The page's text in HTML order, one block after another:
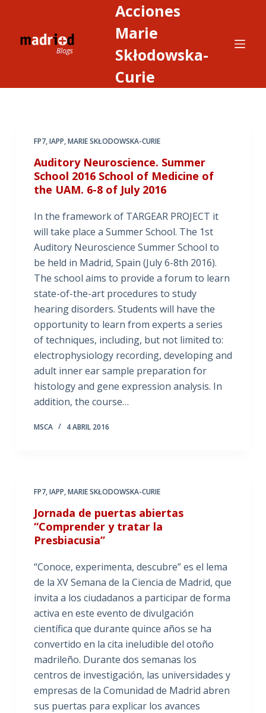
r
Acciones
Marie
Skłodowska-
Curie
FP7,IAPP,MARIE SKŁODOWSKA-CURIE
Auditory Neuroscience. Summer
School 2016 School of Medicine of
the UAM. 6-8 of July 2016
In the framework of TARGEAR PROJECT it
will take place a Summer School. The 1st
Auditory Neuroscience Summer School to
be held in Madrid, Spain (July 6-8th 2016).
The school aims to provide a forum to learn
state-of-the-art procedures to study
hearing disorders. Students will have the
opportunity to learn from experts a series
of techniques, including, but not limited to:
electrophysiology recording, developing and
adult inner ear sample preparation for
histology and gene expression analysis. In
addition, the course…
MSCA 4 ABRIL 2016
FP7,IAPP,MARIE SKŁODOWSKA-CURIE
Jornada de puertas abiertas
“Comprender y tratar la
Presbiacusia”
“Conoce, experimenta, descubre” es el lema
de la XV Semana de la Ciencia de Madrid, que
invita a los ciudadanos a participar de forma
activa en este evento de divulgación
científica que durante quince años se ha
convertido en la cita ineludible del otoño
madrileño. Durante dos semanas los
centros de investigación, las universidades y
empresas de la Comunidad de Madrid abren
sus puertas para explicar los avances